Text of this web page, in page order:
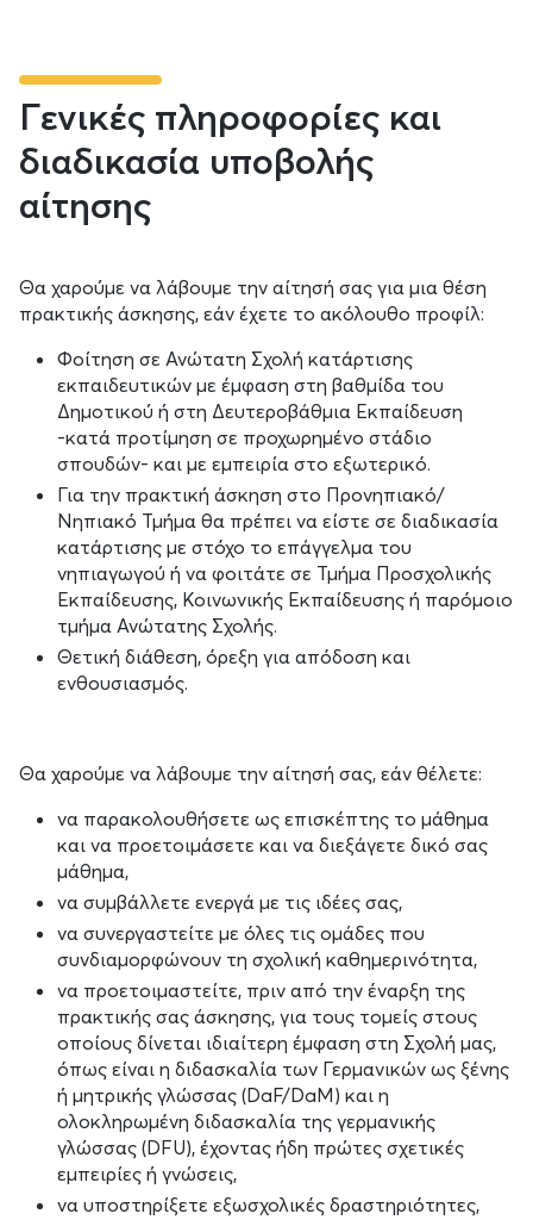
Γενικές πληροφορίες και
διαδικασία υποβολής
αίτησης
Θα χαρούμε να λάβουμε την αίτησή σας για μια θέση
πρακτικής άσκησης, εάν έχετε το ακόλουθο προφίλ:
Φοίτηση σε Ανώτατη Σχολή κατάρτισης
εκπαιδευτικών με έμφαση στη βαθμίδα του
Δημοτικού ή στη Δευτεροβάθμια Εκπαίδευση
-κατά προτίμηση σε προχωρημένο στάδιο
σπουδών- και με εμπειρία στο εξωτερικό.
Για την πρακτική άσκηση στο Προνηπιακό/
Νηπιακό Τμήμα θα πρέπει να είστε σε διαδικασία
κατάρτισης με στόχο το επάγγελμα του
νηπιαγωγού ή να φοιτάτε σε Τμήμα Προσχολικής
Εκπαίδευσης, Κοινωνικής Εκπαίδευσης ή παρόμοιο
τμήμα Ανώτατης Σχολής.
Θετική διάθεση, όρεξη για απόδοση και
ενθουσιασμός.
Θα χαρούμε να λάβουμε την αίτησή σας, εάν θέλετε:
να παρακολουθήσετε ως επισκέπτης το μάθημα
και να προετοιμάσετε και να διεξάγετε δικό σας
μάθημα,
να συμβάλλετε ενεργά με τις ιδέες σας,
να συνεργαστείτε με όλες τις ομάδες που
συνδιαμορφώνουν τη σχολική καθημερινότητα,
να προετοιμαστείτε, πριν από την έναρξη της
πρακτικής σας άσκησης, για τους τομείς στους
οποίους δίνεται ιδιαίτερη έμφαση στη Σχολή μας,
όπως είναι η διδασκαλία των Γερμανικών ως ξένης
ή μητρικής γλώσσας (DaF/DaM) και η
ολοκληρωμένη διδασκαλία της γερμανικής
γλώσσας (DFU), έχοντας ήδη πρώτες σχετικές
εμπειρίες ή γνώσεις,
να υποστηρίξετε εξωσχολικές δραστηριότητες,